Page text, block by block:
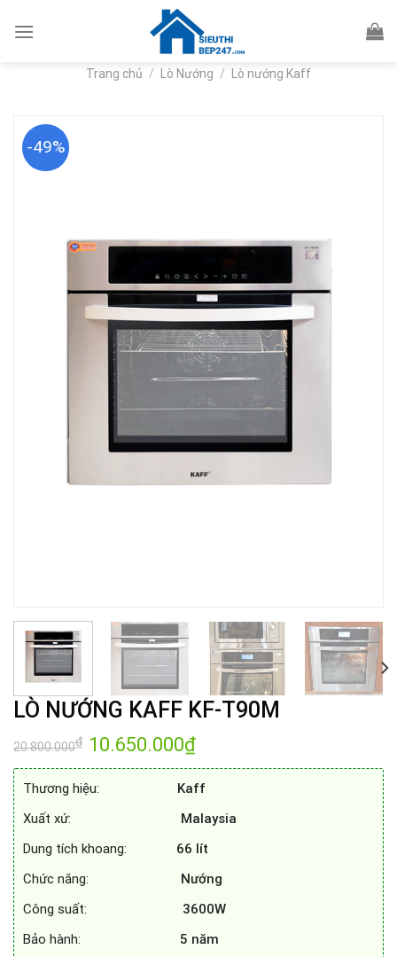
Trang chủ / Lò Nướng / Lò nướng Kaff
-49%
LÒ NƯỚNG KAFF KF-T90M
20.800.000₫ Giá
gốc
là:
10.650.000₫Giá
tại
10.650.000₫.
Thương hiệu:
Kaff
Xuất xứ:
Malaysia
Dung tích khoang:
66 lít
Chức năng:
Nướng
Công suất:
3600W
Bảo hành: 5 năm